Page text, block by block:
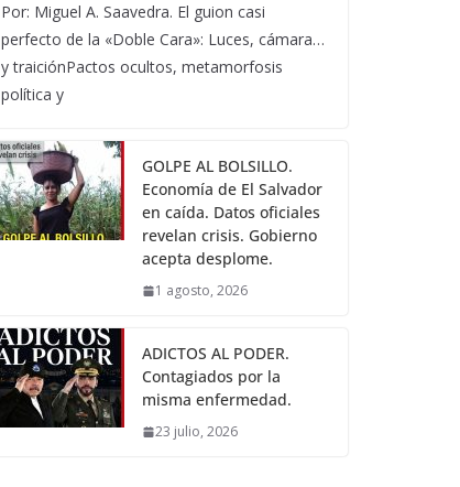
Por: Miguel A. Saavedra. El guion casi
perfecto de la «Doble Cara»: Luces, cámara…
y traiciónPactos ocultos, metamorfosis
política y
GOLPE AL BOLSILLO.
Economía de El Salvador
en caída. Datos oficiales
revelan crisis. Gobierno
acepta desplome.
1 agosto, 2026
ADICTOS AL PODER.
Contagiados por la
misma enfermedad.
23 julio, 2026